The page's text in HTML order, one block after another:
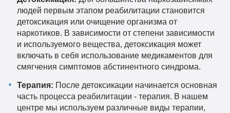
людей первым этапом реабилитации становится
детоксикация или очищение организма от
наркотиков. В зависимости от степени зависимости
и используемого вещества, детоксикация может
включать в себя использование медикаментов для
смягчения симптомов абстинентного синдрома.
Терапия: После детоксикации начинается основная
часть процесса реабилитации - терапия. В нашем
центре мы используем различные виды терапии,